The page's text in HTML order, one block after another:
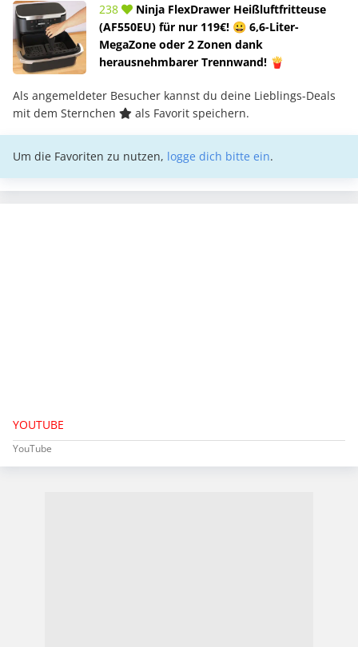
238
Ninja FlexDrawer Heißluftfritteuse
(AF550EU) für nur 119€! 😀 6,6-Liter-
MegaZone oder 2 Zonen dank
herausnehmbarer Trennwand! 🍟
Als angemeldeter Besucher kannst du deine Lieblings-Deals
mit dem Sternchen
als Favorit speichern.
Um die Favoriten zu nutzen, logge dich bitte ein.
YOUTUBE
YouTube